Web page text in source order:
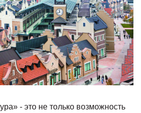
- это не только возможность